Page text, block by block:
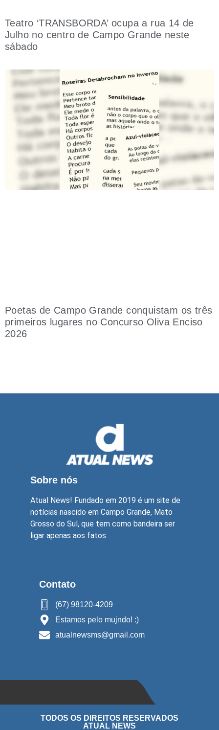
Teatro ‘TRANSBORDA’ ocupa a rua 14 de
Julho no centro de Campo Grande neste
sábado
Poetas de Campo Grande conquistam os três
primeiros lugares no Concurso Oliva Enciso
2026
Sobre nós
Atual News! Fundado em 2019 é um site de
notícias nascido em Campo Grande, Mato
Grosso do Sul, que tem como bandeira ser
ligar apenas aos fatos.
Contato
(67) 98120-4209
Estamos pelo mujndo! :)
atualnewsms@gmail.com
TODOS OS DIREITOS RESERVADOS
ATUAL NEWS